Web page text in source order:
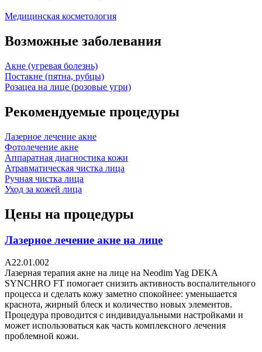
Медицинская косметология
Возможные заболевания
Акне (угревая болезнь)
Постакне (пятна, рубцы)
Розацеа на лице (розовые угри)
Рекомендуемые процедуры
Лазерное лечение акне
Фотолечение акне
Аппаратная диагностика кожи
Атравматическая чистка лица
Ручная чистка лица
Уход за кожей лица
Цены на процедуры
Лазерное лечение акне на лице
А22.01.002
Лазерная терапия акне на лице на Neodim Yag DEKA
SYNCHRO FT помогает снизить активность воспалительного
процесса и сделать кожу заметно спокойнее: уменьшается
краснота, жирный блеск и количество новых элементов.
Процедура проводится с индивидуальными настройками и
может использоваться как часть комплексного лечения
проблемной кожи.